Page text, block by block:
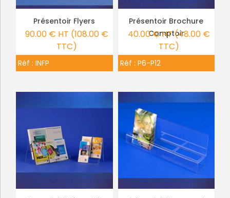
PLUS DE DÉTAILS
Présentoir Flyers
90.00 € HT (108.00 €
TTC)
Réf : INFP
PLUS DE DÉTAILS
Présentoir Brochure
Comptoir
40.00 € HT (48.00 €
TTC)
Réf : P6-P12